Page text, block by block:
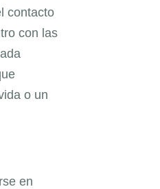
contacto
con las
o un
en